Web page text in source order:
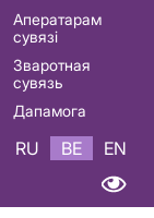
Аператарам
сувязі
Зваротная
сувязь
Дапамога
RU BE EN